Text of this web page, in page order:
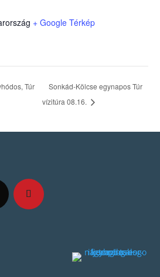
+ Google Térkép
Túr
Sonkád-Kölcse egynapos Túr
vízitúra 08.16.